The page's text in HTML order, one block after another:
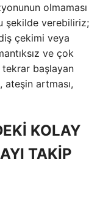
olmaması
şekilde verebiliriz;
çekimi veya
ve çok
tekrar başlayan
ateşin artması,
KOLAY
TAKİP